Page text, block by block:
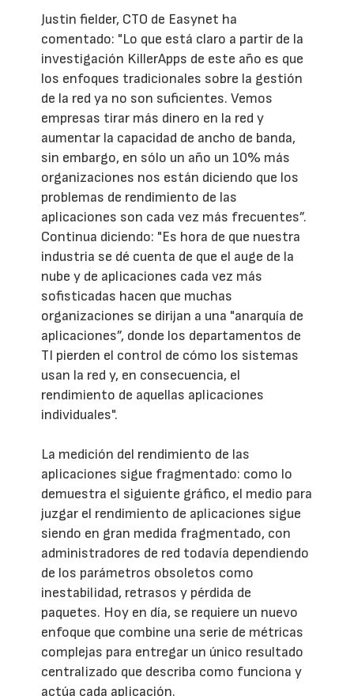
Justin fielder, CTO de Easynet ha
comentado: "Lo que está claro a partir de la
investigación KillerApps de este año es que
los enfoques tradicionales sobre la gestión
de la red ya no son suficientes. Vemos
empresas tirar más dinero en la red y
aumentar la capacidad de ancho de banda,
sin embargo, en sólo un año un 10% más
organizaciones nos están diciendo que los
problemas de rendimiento de las
aplicaciones son cada vez más frecuentes”.
Continua diciendo: "Es hora de que nuestra
industria se dé cuenta de que el auge de la
nube y de aplicaciones cada vez más
sofisticadas hacen que muchas
organizaciones se dirijan a una "anarquía de
aplicaciones”, donde los departamentos de
TI pierden el control de cómo los sistemas
usan la red y, en consecuencia, el
rendimiento de aquellas aplicaciones
individuales".
La medición del rendimiento de las
aplicaciones sigue fragmentado: como lo
demuestra el siguiente gráfico, el medio para
juzgar el rendimiento de aplicaciones sigue
siendo en gran medida fragmentado, con
administradores de red todavía dependiendo
de los parámetros obsoletos como
inestabilidad, retrasos y pérdida de
paquetes. Hoy en día, se requiere un nuevo
enfoque que combine una serie de métricas
complejas para entregar un único resultado
centralizado que describa como funciona y
actúa cada aplicación.